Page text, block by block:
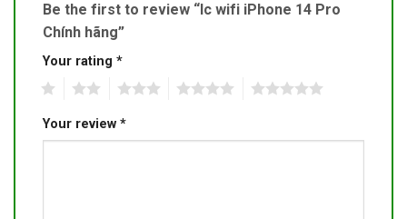
Be the first to review “Ic wifi iPhone 14 Pro
Chính hãng”
Your rating *
Your review *